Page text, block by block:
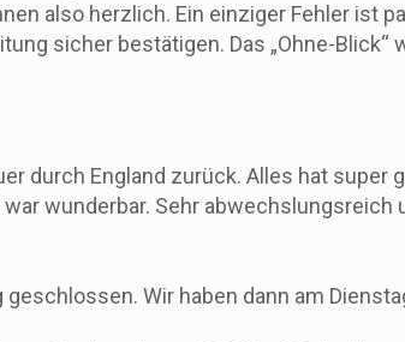
also herzlich. Ein einziger Fehler ist
sicher bestätigen. Das „Ohne-Blick“
durch England zurück. Alles hat super
wunderbar. Sehr abwechslungsreich
Wir haben dann am